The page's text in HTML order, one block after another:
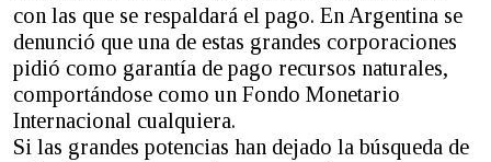
con las que se respaldará el pago. En Argentina se
denunció que una de estas grandes corporaciones
pidió como garantía de pago recursos naturales,
comportándose como un Fondo Monetario
Internacional cualquiera.
Si las grandes potencias han dejado la búsqueda de